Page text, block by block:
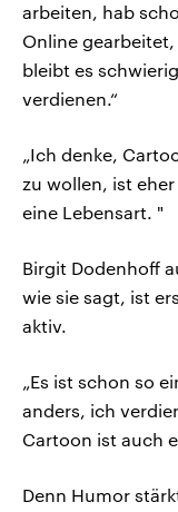
arbeiten, hab
Online
bleibt es
verdienen.“
„Ich denke,
zu wollen, ist
eine Lebensart. "
Birgit Dodenhoff
wie sie sagt, ist
aktiv.
„Es ist schon so
anders, ich
Cartoon ist auch
Denn Humor